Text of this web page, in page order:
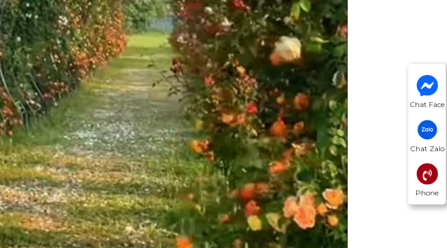
Chat Face
Chat Zalo
Phone